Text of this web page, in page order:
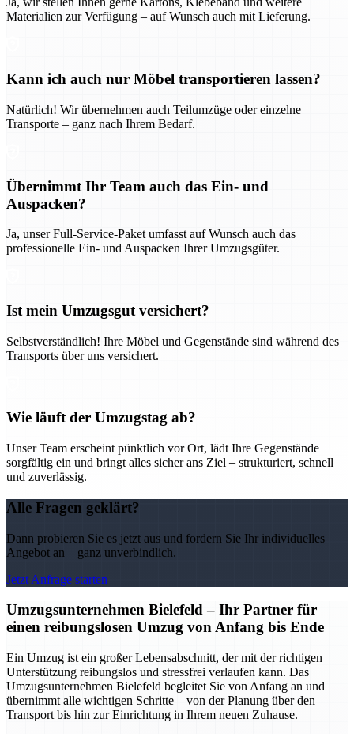
Materialien zur Verfügung – auf Wunsch auch mit Lieferung.
Kann ich auch nur Möbel transportieren lassen?
Natürlich! Wir übernehmen auch Teilumzüge oder einzelne
Transporte – ganz nach Ihrem Bedarf.
Übernimmt Ihr Team auch das Ein- und
Auspacken?
Ja, unser Full-Service-Paket umfasst auf Wunsch auch das
professionelle Ein- und Auspacken Ihrer Umzugsgüter.
Ist mein Umzugsgut versichert?
Selbstverständlich! Ihre Möbel und Gegenstände sind während des
Transports über uns versichert.
Wie läuft der Umzugstag ab?
Unser Team erscheint pünktlich vor Ort, lädt Ihre Gegenstände
sorgfältig ein und bringt alles sicher ans Ziel – strukturiert, schnell
und zuverlässig.
Alle Fragen geklärt?
Dann probieren Sie es jetzt aus und fordern Sie Ihr individuelles
Angebot an – ganz unverbindlich.
Jetzt Anfrage starten
Umzugsunternehmen Bielefeld – Ihr Partner für
einen reibungslosen Umzug von Anfang bis Ende
Ein Umzug ist ein großer Lebensabschnitt, der mit der richtigen
Unterstützung reibungslos und stressfrei verlaufen kann. Das
Umzugsunternehmen Bielefeld begleitet Sie von Anfang an und
übernimmt alle wichtigen Schritte – von der Planung über den
Transport bis hin zur Einrichtung in Ihrem neuen Zuhause.